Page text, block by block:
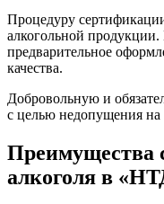
Процедуру
алкогольной
предварительное
качества.
Добровольную и
с целью недопущения
Преимущества
алкоголя в